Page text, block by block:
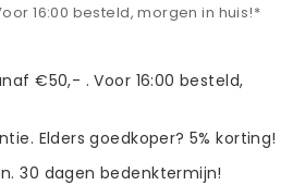
16:00 besteld, morgen in huis!*
€50,- . Voor 16:00 besteld,
Elders goedkoper? 5% korting!
30 dagen bedenktermijn!